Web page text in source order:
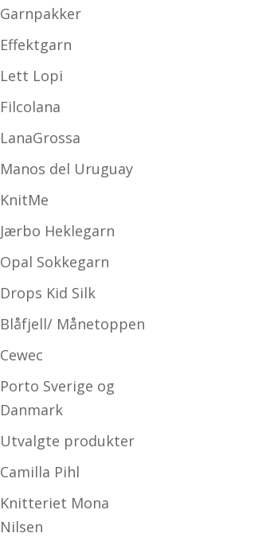
Garnpakker
Effektgarn
Lett Lopi
Filcolana
LanaGrossa
Manos del Uruguay
KnitMe
Jærbo Heklegarn
Opal Sokkegarn
Drops Kid Silk
Blåfjell/ Månetoppen
Cewec
Porto Sverige og
Danmark
Utvalgte produkter
Camilla Pihl
Knitteriet Mona
Nilsen